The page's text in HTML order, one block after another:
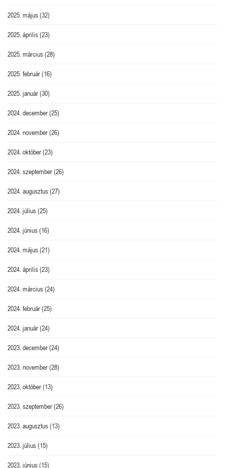
2025. május(32)
2025. április(23)
2025. március(28)
2025. február(16)
2025. január(30)
2024. december(25)
2024. november(26)
2024. október(23)
2024. szeptember(26)
2024. augusztus(27)
2024. július(25)
2024. június(16)
2024. május(21)
2024. április(23)
2024. március(24)
2024. február(25)
2024. január(24)
2023. december(24)
2023. november(28)
2023. október(13)
2023. szeptember(26)
2023. augusztus(13)
2023. július(15)
2023. június(15)